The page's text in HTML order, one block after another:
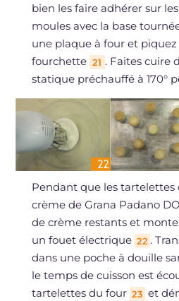
bien les faire adhérer sur
moules avec la base
une plaque à four et
fourchette 21 . Faites cuire
statique préchauffé à 170°
Pendant que les tartelettes
crème de Grana Padano
de crème restants et
un fouet électrique 22 .
dans une poche à douille
le temps de cuisson est
tartelettes du four 23 et